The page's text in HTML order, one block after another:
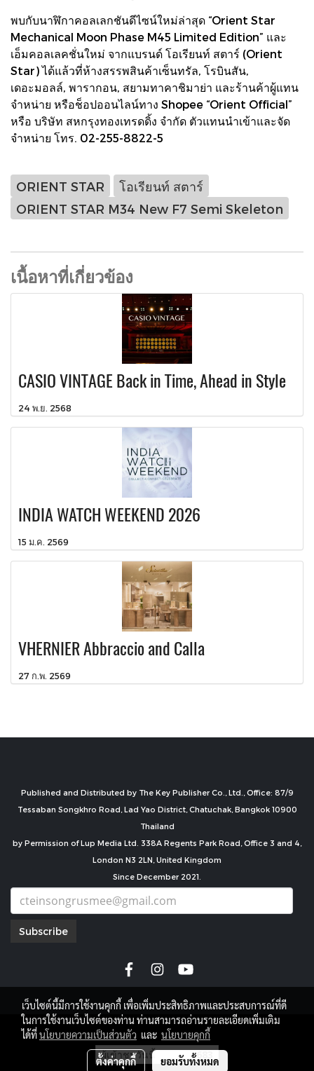
พบกับนาฬิกาคอลเลกชันดีไซน์ใหม่ล่าสุด “Orient Star
Mechanical Moon Phase M45 Limited Edition” และ
เอ็มคอลเลคชั่นใหม่ จากแบรนด์ โอเรียนท์ สตาร์ (Orient
Star) ได้แล้วที่ห้างสรรพสินค้าเซ็นทรัล, โรบินสัน,
เดอะมอลล์, พารากอน, สยามทาคาชิมาย่า และร้านค้าผู้แทน
จำหน่าย หรือช็อปออนไลน์ทาง Shopee “Orient Official”
หรือ บริษัท สหกรุงทองเทรดดิ้ง จำกัด ตัวแทนนำเข้าและจัด
จำหน่าย โทร. 02-255-8822-5
ORIENT STAR
โอเรียนท์ สตาร์
ORIENT STAR M34 New F7 Semi Skeleton
เนื้อหาที่เกี่ยวข้อง
CASIO VINTAGE Back in Time, Ahead in Style
24 พ.ย. 2568
INDIA WATCH WEEKEND 2026
15 ม.ค. 2569
VHERNIER Abbraccio and Calla
27 ก.พ. 2569
Published and Distributed by The Key Publisher Co., Ltd., Office: 87/9
Tessaban Songkhro Road, Lad Yao District, Chatuchak, Bangkok 10900
Thailand
by Permission of Lup Media Ltd. 338A Regents Park Road, Office 3 and 4,
London N3 2LN, United Kingdom
Since December 2021.
Subscribe
copyright by
ผู้เข้าชมวันนี้
683
เว็บไซต์นี้มีการใช้งานคุกกี้ เพื่อเพิ่มประสิทธิภาพและประสบการณ์ที่ดี
ในการใช้งานเว็บไซต์ของท่าน ท่านสามารถอ่านรายละเอียดเพิ่มเติม
ได้ที่นโยบายความเป็นส่วนตัว และ นโยบายคุกกี้
ตั้งค่าคุกกี้ ยอมรับทั้งหมด